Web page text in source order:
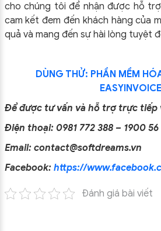
cho chúng tôi để nhận được hỗ
cam kết đem đến khách hàng của
quả và mang đến sự hài lòng tuyệt
DÙNG THỬ: PHẦN MỀM
EASYINVOICE
Để được tư vấn và hỗ trợ trực tiếp
Điện thoại: 0981 772 388 – 1900 56
Email: contact@softdreams.vn
Facebook: https://
Đánh giá bài viết